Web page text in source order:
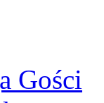
Gości